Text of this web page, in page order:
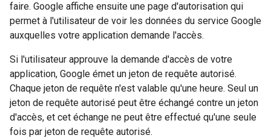
faire. Google affiche ensuite une page d'autorisation qui
permet à l'utilisateur de voir les données du service Google
auxquelles votre application demande l'accès.
Si l'utilisateur approuve la demande d'accès de votre
application, Google émet un jeton de requête autorisé.
Chaque jeton de requête n'est valable qu'une heure. Seul un
jeton de requête autorisé peut être échangé contre un jeton
d'accès, et cet échange ne peut être effectué qu'une seule
fois par jeton de requête autorisé.